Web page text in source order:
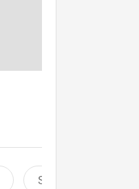
Sports aquatiques